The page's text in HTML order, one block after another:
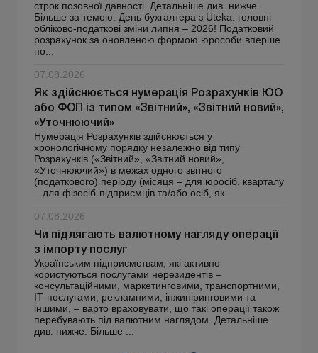
строк позовної давності. Детальніше див. нижче.
Більше за темою: День бухгалтера з Uteka: головні
обліково-податкові зміни липня – 2026! Податковий
розрахунок за оновленою формою юрособи вперше
по...
07.08.2026
Як здійснюється нумерація Розрахунків ЮО
або ФОП із типом «Звітний», «Звітний новий»,
«Уточнюючий»
Нумерація Розрахунків здійснюється у
хронологічному порядку незалежно від типу
Розрахунків («Звітний», «Звітний новий»,
«Уточнюючий») в межах одного звітного
(податкового) періоду (місяця – для юросіб, кварталу
– для фізосіб-підприємців та/або осіб, як...
07.08.2026
Чи підлягають валютному нагляду операції
з імпорту послуг
Українським підприємствам, які активно
користуються послугами нерезидентів –
консультаційними, маркетинговими, транспортними,
ІТ-послугами, рекламними, інжиніринговими та
іншими, – варто враховувати, що такі операції також
перебувають під валютним наглядом. Детальніше
див. нижче. Більше ...